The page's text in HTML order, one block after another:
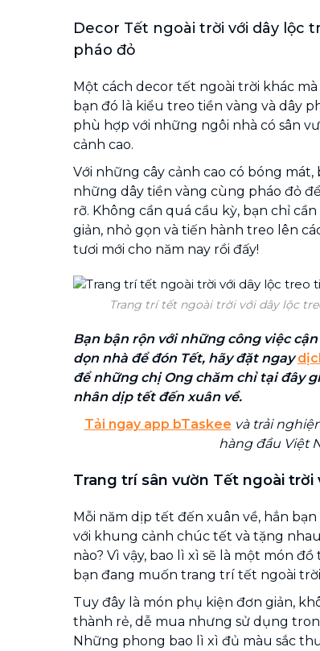
Decor Tết ngoài trời với dây lộc
pháo đỏ
Một cách decor tết ngoài trời khác
bạn đó là kiểu treo tiền vàng và dây
phù hợp với những ngôi nhà có sân
cảnh cao.
Với những cây cảnh cao có bóng
những dây tiền vàng cùng pháo đỏ
rỡ. Không cần quá cầu kỳ, bạn chỉ
giản, nhỏ gọn và tiến hành treo lên
tươi mới cho năm nay rồi đấy!
Trang trí tết ngoài trời với dây lộc
Bạn bận rộn với những công việc
dọn nhà để đón Tết, hãy đặt ngay
để những chị Ong chăm chỉ tại đây
nhân dịp tết đến xuân về.
Tải ngay app bTaskee và trải
hàng đầu Việt
Trang trí sân vườn Tết ngoài trời
Mỗi năm dịp tết đến xuân về, hẳn
với khung cảnh chúc tết và tặng
nào? Vì vậy, bao lì xì sẽ là một món
bạn đang muốn trang trí tết ngoài trời
Tuy đây là món phụ kiện đơn giản,
thành rẻ, dễ mua nhưng sử dụng
Những phong bao lì xì đủ màu sắc